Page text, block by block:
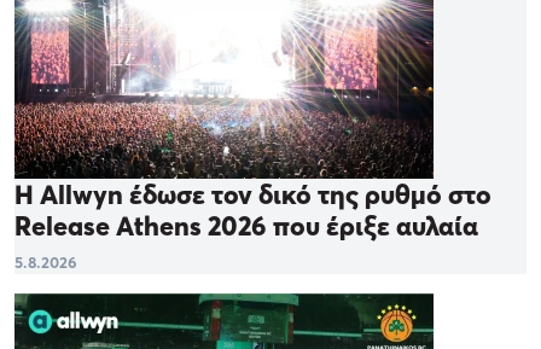
Η Allwyn έδωσε τον δικό της ρυθμό στο
Release Athens 2026 που έριξε αυλαία
5.8.2026